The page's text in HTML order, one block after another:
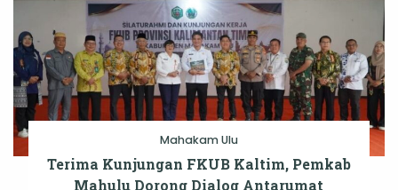
Mahakam Ulu
Terima Kunjungan FKUB Kaltim, Pemkab
Mahulu Dorong Dialog Antarumat